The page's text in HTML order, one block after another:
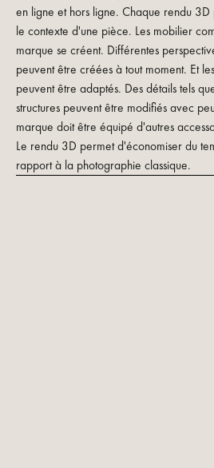
en ligne et hors ligne. Chaque rendu 3D
le contexte d'une pièce. Les mobilier
marque se créent. Différentes
peuvent être créées à tout moment. Et
peuvent être adaptés. Des détails tels
structures peuvent être modifiés avec
marque doit être équipé d'autres
Le rendu 3D permet d'économiser du
rapport à la photographie classique.